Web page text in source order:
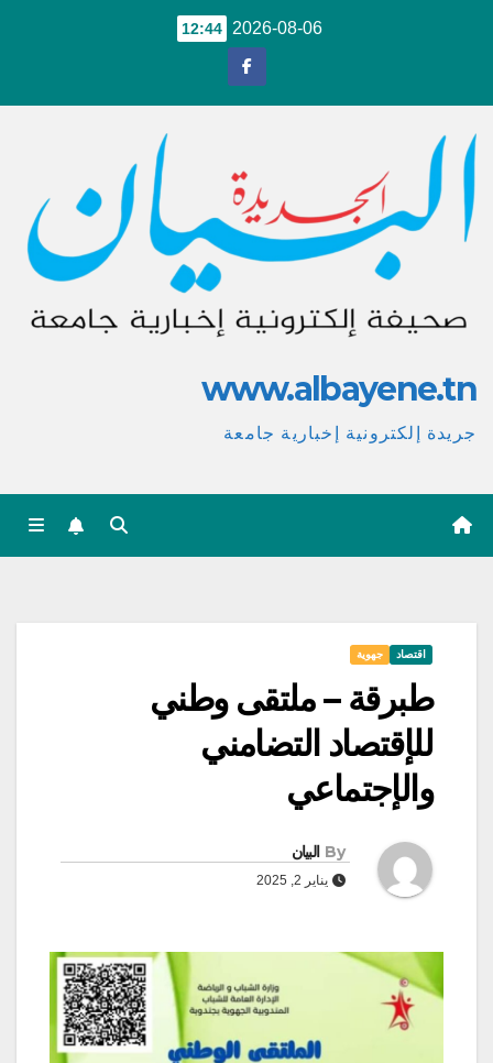
2026-08-06
12:44
www.albayene.tn
جريدة إلكترونية إخبارية جامعة
اقتصاد جهوية
طبرقة – ملتقى وطني
للإقتصاد التضامني
والإجتماعي
By البيان
يناير 2, 2025